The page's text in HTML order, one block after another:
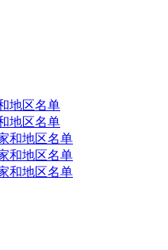
地区名单
地区名单
和地区名单
和地区名单
和地区名单